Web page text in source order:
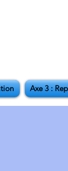
Axe 3 :